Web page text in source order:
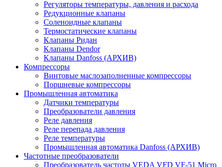
Регуляторы температуры, давления и расхода
Редукционные клапаны
Соленоидные клапаны
Термостатические клапаны
Клапаны Ридан
Клапаны Dendor
Клапаны Danfoss (АРХИВ)
Компрессоры
Винтовые маслозаполненные компрессоры
Поршневые компрессоры
Промышленная автоматика
Датчики температуры
Преобразователи давления
Реле давления
Реле перепада давления
Реле температуры
Промышленная автоматика Danfoss (АРХИВ)
Частотные преобразователи
Преобразователь частоты VEDA VFD VF-51 Micro